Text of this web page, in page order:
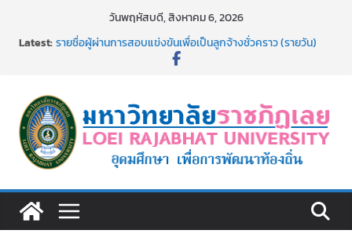
วันพฤหัสบดี, สิงหาคม 6, 2026
Latest:รายชื่อผู้ผ่านการสอบแข่งขันเพื่อเป็นลูกจ้างชั่วคราว (รายวัน)
สังกัดมหาวิทยาลัยราชภัฏเลย ด้วยเงินนอกงบประมาณ ประเภท
สนับสนุน สังกัดมหาวิทยาลัยราชภัฏเลย ครั้งที่ 2/2569
ม.ราชภัฏเลย ประชุมคณาจารย์ประจำ ครั้งที่ 1/2569
ประกาศผู้ชนะการเสนอราคา จ้างทำปกปริญญาบัตร จำนวน
๑,๙๗๒ ชุด โดยวิธีเฉพาะเจาะจง
ม.ราชภัฏเลย จัดกิจกรรมจิตอาสาบำเพ็ญสาธารณประโยชน์ และ